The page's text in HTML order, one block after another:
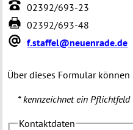
02392/693-23
02392/693-48
f.staffel@neuenrade.de
Über dieses Formular
* kennzeichnet ein Pflichtfeld
Kontaktdaten